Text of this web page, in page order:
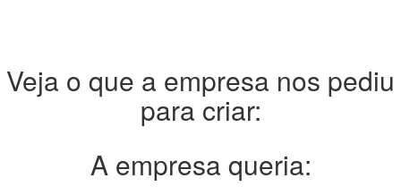
Veja o que a empresa nos pediu
para criar:
A empresa queria: